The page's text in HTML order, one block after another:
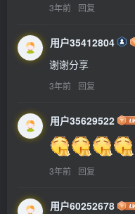
3年前 回复
用户35412804
谢谢分享
3年前 回复
用户35629522
3年前 回复
用户60252678